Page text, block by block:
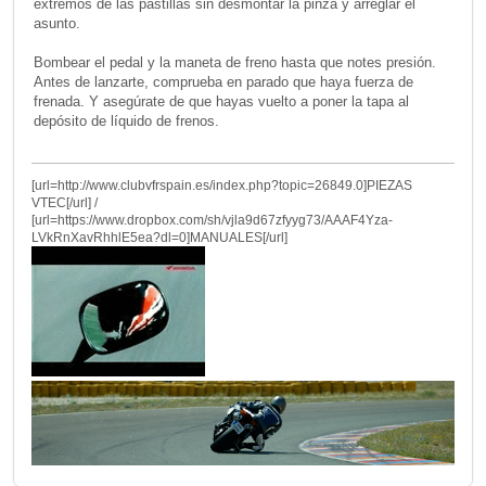
extremos de las pastillas sin desmontar la pinza y arreglar el
asunto.
Bombear el pedal y la maneta de freno hasta que notes presión.
Antes de lanzarte, comprueba en parado que haya fuerza de
frenada. Y asegúrate de que hayas vuelto a poner la tapa al
depósito de líquido de frenos.
[url=http://www.clubvfrspain.es/index.php?topic=26849.0]PIEZAS
VTEC[/url] /
[url=https://www.dropbox.com/sh/vjla9d67zfyyg73/AAAF4Yza-
LVkRnXavRhhlE5ea?dl=0]MANUALES[/url]